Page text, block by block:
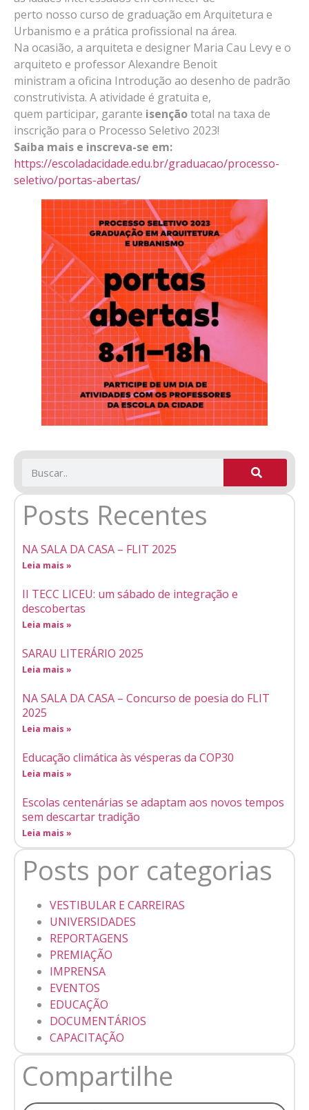
perto nosso curso de graduação em Arquitetura e
Urbanismo e a prática profissional na área.
Na ocasião, a arquiteta e designer Maria Cau Levy e o
arquiteto e professor Alexandre Benoit
ministram a oficina Introdução ao desenho de padrão
construtivista. A atividade é gratuita e,
quem participar, garante isençãototal na taxa de
inscrição para o Processo Seletivo 2023!
Saiba mais e inscreva-se em:
https://escoladacidade.edu.br/graduacao/processo-
seletivo/portas-abertas/
Posts Recentes
NA SALA DA CASA – FLIT 2025
Leia mais »
II TECC LICEU: um sábado de integração e
descobertas
Leia mais »
SARAU LITERÁRIO 2025
Leia mais »
NA SALA DA CASA – Concurso de poesia do FLIT
2025
Leia mais »
Educação climática às vésperas da COP30
Leia mais »
Escolas centenárias se adaptam aos novos tempos
sem descartar tradição
Leia mais »
Posts por categorias
VESTIBULAR E CARREIRAS
UNIVERSIDADES
REPORTAGENS
PREMIAÇÃO
IMPRENSA
EVENTOS
EDUCAÇÃO
DOCUMENTÁRIOS
CAPACITAÇÃO
Compartilhe